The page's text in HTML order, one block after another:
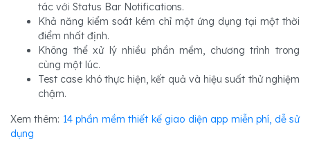
tác với Status Bar Notifications.
Khả năng kiểm soát kém chỉ một ứng dụng tại một thời
điểm nhất định.
Không thể xử lý nhiều phần mềm, chương trình trong
cùng một lúc.
Test case khó thực hiện, kết quả và hiệu suất thử nghiệm
chậm.
Xem thêm: 14 phần mềm thiết kế giao diện app miễn phí, dễ sử
dụng